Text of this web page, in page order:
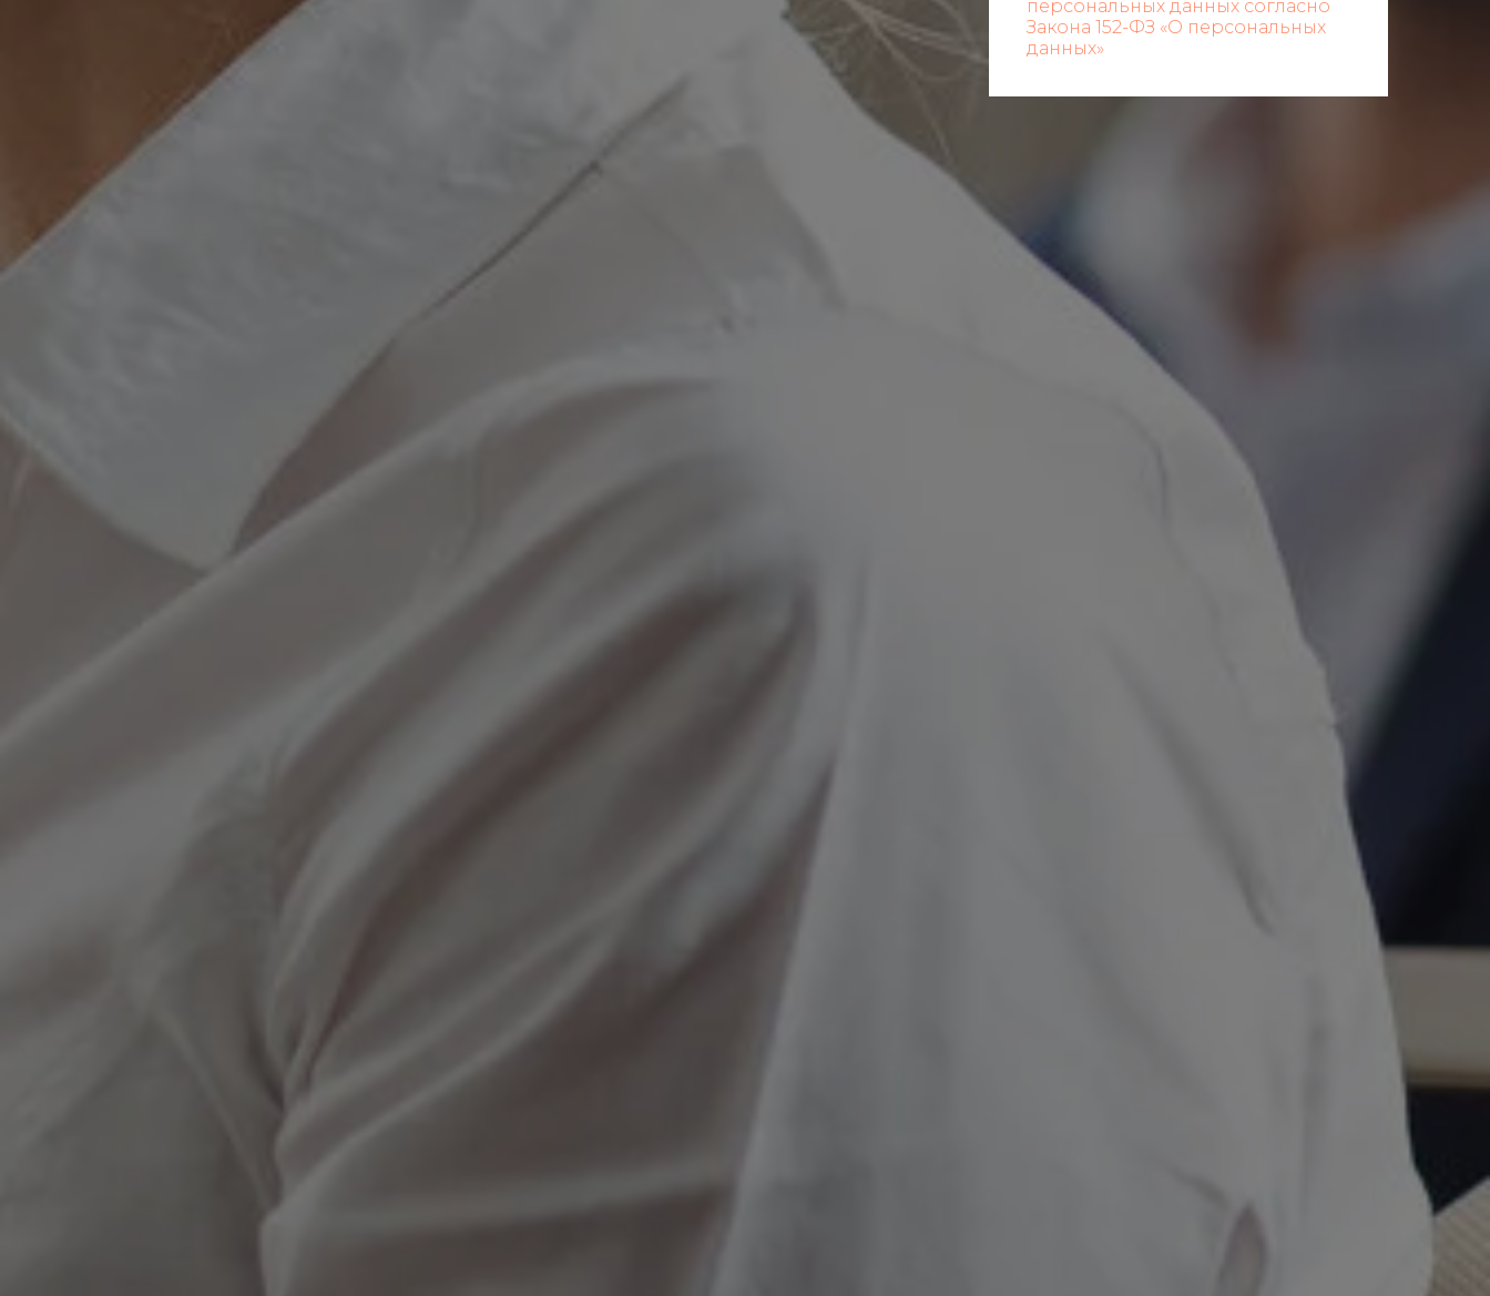
персональных данных согласно
Закона 152-ФЗ «О персональных
данных»